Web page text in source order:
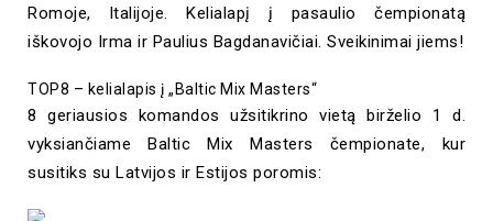
Romoje, Italijoje. Kelialapį į pasaulio čempionatą
iškovojo Irma ir Paulius Bagdanavičiai. Sveikinimai jiems!
TOP8 – kelialapis į „Baltic Mix Masters“
8 geriausios komandos užsitikrino vietą birželio 1 d.
vyksiančiame Baltic Mix Masters čempionate, kur
susitiks su Latvijos ir Estijos poromis: